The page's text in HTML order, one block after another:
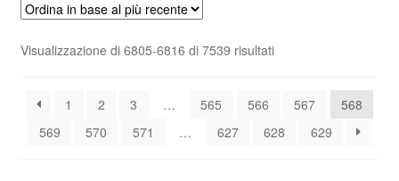
Pagamenti
Politica sulla riservatezza
Procedura di Reclamo
Visualizzazione di 6805-6816 di 7539 risultatiOrdina
più
1 2 3 … 565 566 567
568
569
570 571 … 627 628 629